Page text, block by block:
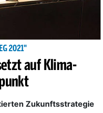
2021"
auf Klima-
Zukunftsstrategie